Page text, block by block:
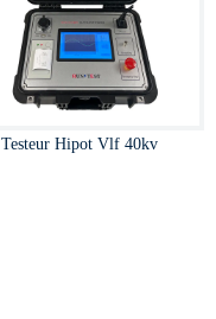
Testeur Hipot Vlf 40kv